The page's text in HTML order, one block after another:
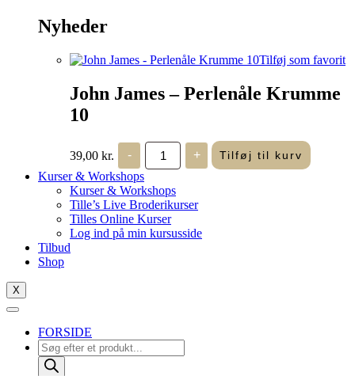
Nyheder
Tilføj som favorit
John James – Perlenåle Krumme
10
39,00 kr. -
John
James
-
Perlenåle
Krumme
10
antal
+ Tilføj til kurv
Kurser & Workshops
Kurser & Workshops
Tille’s Live Broderikurser
Tilles Online Kurser
Log ind på min kursusside
Tilbud
Shop
X
FORSIDE
Products
search